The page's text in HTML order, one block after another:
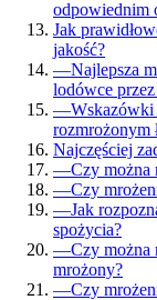
odpowiednim
Jak
jakość?
—Najlepsza
lodówce
—Wskazówki
rozmrożonym
Najczęściej
—Czy można
—Czy
—Jak
spożycia?
—Czy można
mrożony?
—Czy